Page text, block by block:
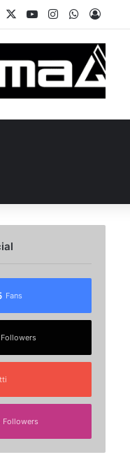
You TubeInstagramWhatsApp
Accedi
Fans
Followers
Followers